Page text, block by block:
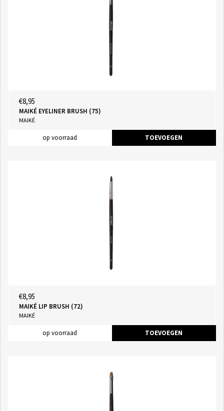
€8,95
MAIKÉ EYELINER BRUSH (75)
MAIKÉ
op voorraad TOEVOEGEN
€8,95
MAIKÉ LIP BRUSH (72)
MAIKÉ
op voorraad TOEVOEGEN